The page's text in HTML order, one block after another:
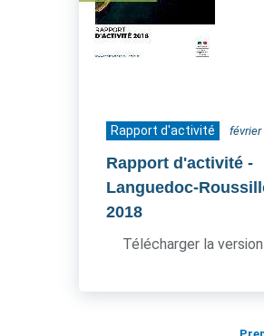
Rapport d'activité février
Rapport d'activité -
Languedoc-
2018
Télécharger la